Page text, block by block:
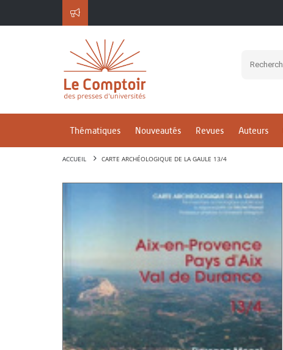
Thématiques Nouveautés Revues Auteurs
ACCUEIL CARTE ARCHÉOLOGIQUE DE LA GAULE 13/4